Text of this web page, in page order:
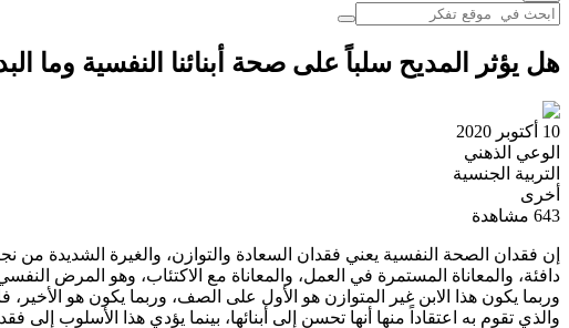
هل يؤثر المديح سلباً على صحة أبنائنا النفسية وما
10 أكتوبر 2020
الوعي الذهني
التربية الجنسية
أخرى
643 مشاهدة
إن فقدان الصحة النفسية يعني فقدان السعادة والتوازن، والغيرة الشديدة من
دافئة، والمعاناة المستمرة في العمل، والمعاناة مع الاكتئاب، وهو المرض
وربما يكون هذا الابن غير المتوازن هو الأول على الصف، وربما يكون هو
والذي تقوم به اعتقاداً منها أنها تحسن إلى أبنائها، بينما يؤدي هذا الأسلوب